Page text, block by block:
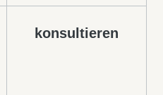
konsultieren